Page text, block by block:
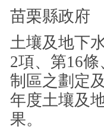
苗栗縣政府
土壤及地下
2項、第16
制區之劃定
年度土壤及
果。